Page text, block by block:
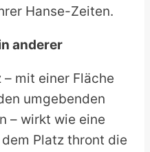
Hanse-Zeiten.
anderer
mit einer Fläche
umgebenden
– wirkt wie eine
Platz thront die